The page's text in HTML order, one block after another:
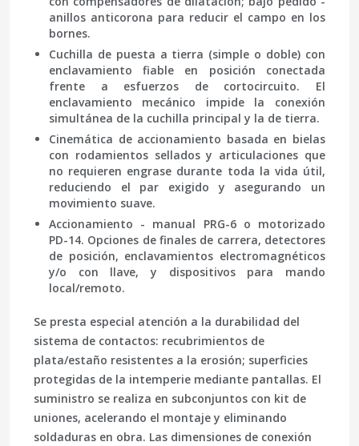
anillos anticorona para reducir el campo en los
bornes.
Cuchilla de puesta a tierra (simple o doble) con
enclavamiento fiable en posición conectada
frente a esfuerzos de cortocircuito. El
enclavamiento mecánico impide la conexión
simultánea de la cuchilla principal y la de tierra.
Cinemática de accionamiento basada en bielas
con rodamientos sellados y articulaciones que
no requieren engrase durante toda la vida útil,
reduciendo el par exigido y asegurando un
movimiento suave.
Accionamiento - manual PRG-6 o motorizado
PD-14. Opciones de finales de carrera, detectores
de posición, enclavamientos electromagnéticos
y/o con llave, y dispositivos para mando
local/remoto.
Se presta especial atención a la durabilidad del
sistema de contactos: recubrimientos de
plata/estaño resistentes a la erosión; superficies
protegidas de la intemperie mediante pantallas. El
suministro se realiza en subconjuntos con kit de
uniones, acelerando el montaje y eliminando
soldaduras en obra. Las dimensiones de conexión